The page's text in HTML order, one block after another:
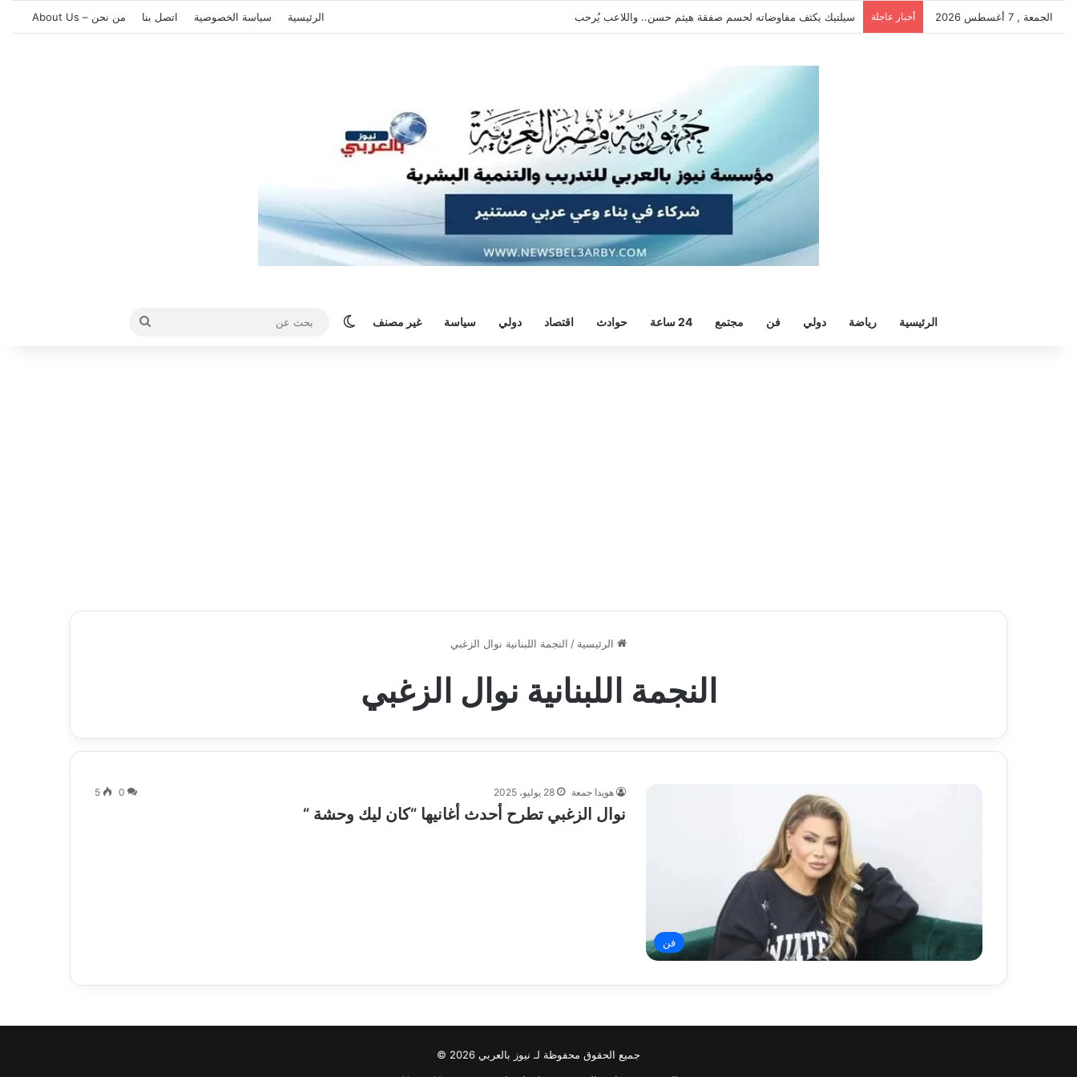
الجمعة , 7 أغسطس 2026 أخبار عاجلة سيلتيك يكثف مفاوضاته لحسم صفقة هيثم حسن.. واللاعب يُرحب الرئيسية سياسة الخصوصية اتصل بنا من نحن – About Us
الرئيسية رياضة دولي فن مجتمع 24 ساعة حوادث اقتصاد دولي سياسة غير مصنف الوضع المظلم
بحث
الرئيسية / النجمة اللبنانية نوال الزغبي
النجمة اللبنانية نوال الزغبي
فن
هويدا جمعة 28 يوليو، 2025 0
5
نوال الزغبي تطرح أحدث أغانيها “كان ليك وحشة “
جميع الحقوق محفوظة لـ نيوز بالعربي 2026 ©